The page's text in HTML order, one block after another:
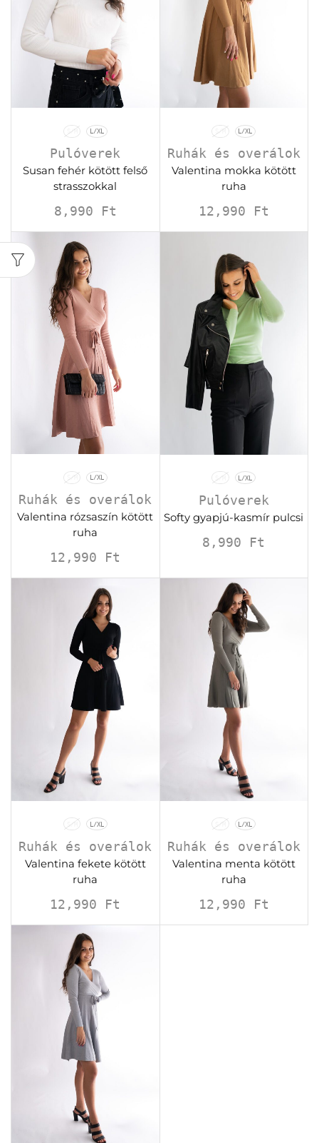
S/M L/XL
Pulóverek
Susan fehér kötött felső
strasszokkal
8,990 Ft
S/M L/XL
Ruhák és overálok
Valentina mokka kötött
ruha
12,990 Ft
S/M L/XL
Ruhák és overálok
Valentina rózsaszín kötött
ruha
12,990 Ft
S/M L/XL
Pulóverek
Softy gyapjú-kasmír pulcsi
8,990 Ft
S/M L/XL
Ruhák és overálok
Valentina fekete kötött
ruha
12,990 Ft
S/M L/XL
Ruhák és overálok
Valentina menta kötött
ruha
12,990 Ft